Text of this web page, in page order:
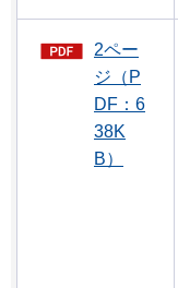
2ペー
ジ（P
DF：6
38K
B）